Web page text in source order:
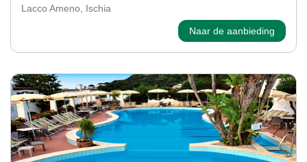
Lacco Ameno, Ischia
Naar de aanbieding